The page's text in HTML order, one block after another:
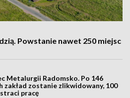
Powstanie nawet 250 miejsc
Metalurgii Radomsko. Po 146
zakład zostanie zlikwidowany, 100
pracę